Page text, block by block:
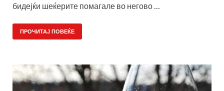
бидејќи шеќерите помагале во негово …
ПРОЧИТАЈ ПОВЕЌЕ